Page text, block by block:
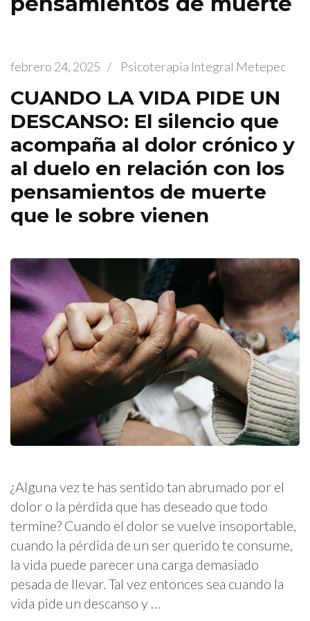
febrero 24, 2025 / Psicoterapia Integral Metepec
CUANDO LA VIDA PIDE UN
DESCANSO: El silencio que
acompaña al dolor crónico y
al duelo en relación con los
pensamientos de muerte
que le sobre vienen
¿Alguna vez te has sentido tan abrumado por el
dolor o la pérdida que has deseado que todo
termine? Cuando el dolor se vuelve insoportable,
cuando la pérdida de un ser querido te consume,
la vida puede parecer una carga demasiado
pesada de llevar. Tal vez entonces sea cuando la
vida pide un descanso y …